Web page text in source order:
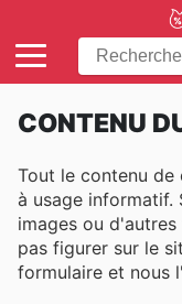
CONTENU
Tout le contenu de
à usage informatif.
images ou
pas figurer sur le
formulaire et nous